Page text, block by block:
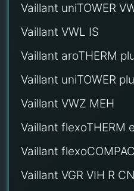
Vaillant uniTOWER
Vaillant VWL IS
Vaillant aroTHERM
Vaillant uniTOWER
Vaillant VWZ MEH
Vaillant flexoTHERM
Vaillant
Vaillant VGR VIH R CN